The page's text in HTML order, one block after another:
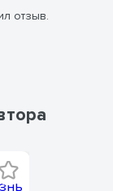
отзыв.